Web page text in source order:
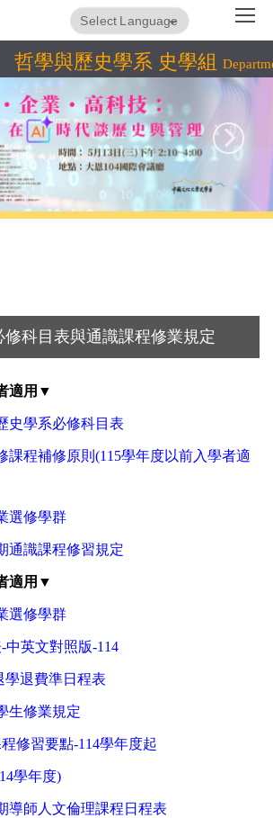
哲學與歷史學系 史學組
Powered by
修科目表與通識課程修業規定
適用▼
史學系必修科目表
課程補修原則(115學年度以前入學者適
選修學群
通識課程修習規定
適用▼
選修學群
中英文對照版-114
學退費準日程表
生修業規定
修習要點-114學年度起
學年度)
導師人文倫理課程日程表